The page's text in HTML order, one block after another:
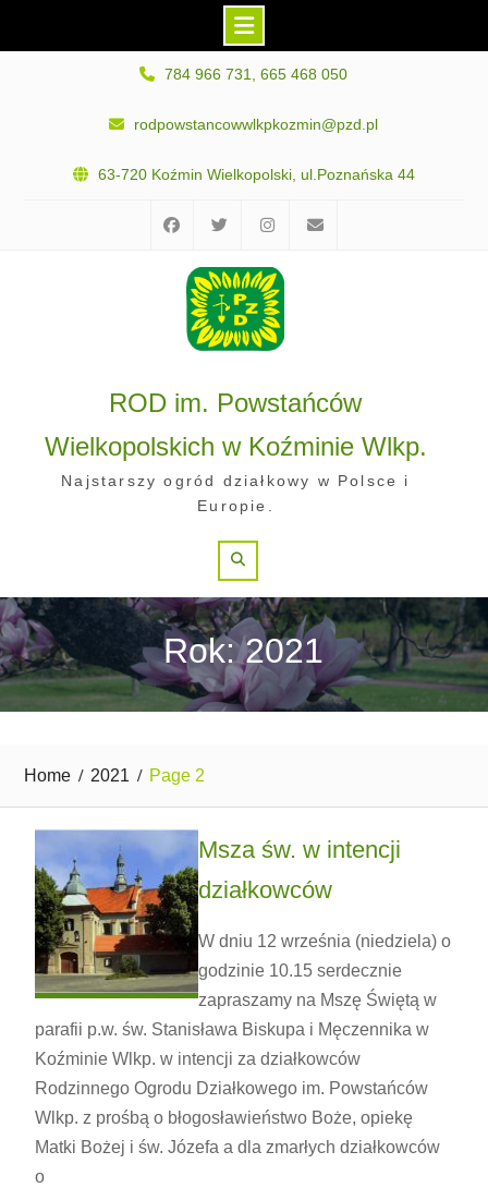
784 966 731, 665 468 050
rodpowstancowwlkpkozmin@pzd.pl
63-720 Koźmin Wielkopolski, ul.Poznańska 44
ROD im. Powstańców
Wielkopolskich w Koźminie Wlkp.
Najstarszy ogród działkowy w Polsce i
Europie.
Rok: 2021
Home 2021 Page 2
Msza św. w intencji
działkowców
W dniu 12 września (niedziela) o
godzinie 10.15 serdecznie
zapraszamy na Mszę Świętą w
parafii p.w. św. Stanisława Biskupa i Męczennika w
Koźminie Wlkp. w intencji za działkowców
Rodzinnego Ogrodu Działkowego im. Powstańców
Wlkp. z prośbą o błogosławieństwo Boże, opiekę
Matki Bożej i św. Józefa a dla zmarłych działkowców
o